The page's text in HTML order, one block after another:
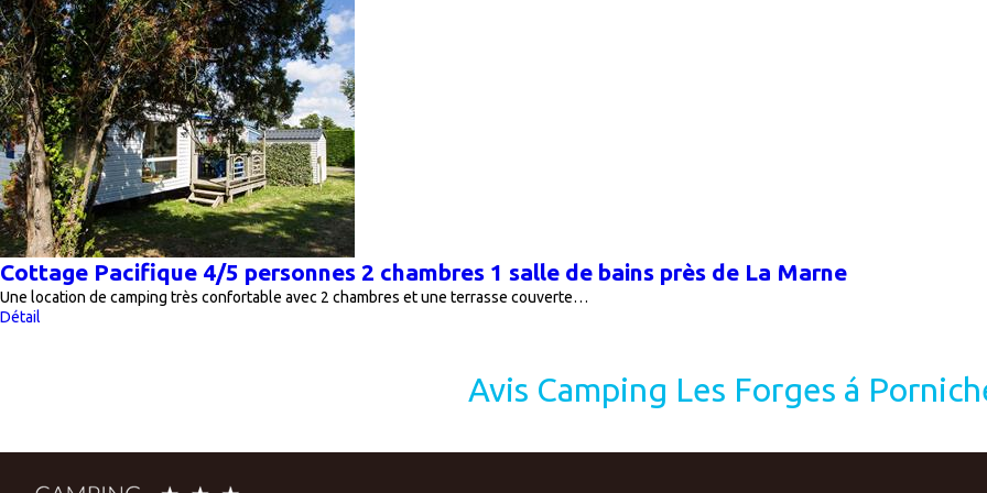
Cottage Pacifique 4/5 personnes 2 chambres 1 salle de bains près de La Marne
Une location de camping très confortable avec 2 chambres et une terrasse couverte…
Détail
Avis Camping Les Forges á